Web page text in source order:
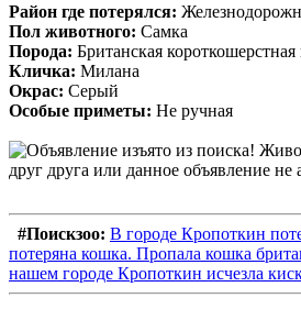
Район где потерялся:
Пол животного: Самка
Порода: Британская
Кличка: Милана
Окрас: Серый
Особые приметы: Не ручная
#Поискзоо: В городе Кропоткин
потеряна кошка. Пропала кошка
нашем городе Кропоткин исчезла